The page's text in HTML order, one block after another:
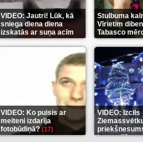
VIDEO: Jautri! Lūk, kā
sniega diena diena
izskatās ar suņa acīm
(6)
Stulbuma
Vīrietim
Tabasco
(7)
VIDEO: Ko puisis ar
meiteni izdarīja
fotobūdiņā?(17)
VIDEO: Izcils
karu stilā(7)